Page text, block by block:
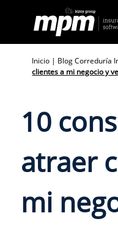
content
Inicio | Blog Correduría
clientes a mi negocio y
10
atraer
mi